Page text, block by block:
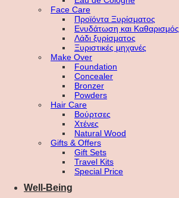
Face Care
Προϊόντα Ξυρίσματος
Ενυδάτωση και Καθαρισμός
Λάδι ξυρίσματος
Ξυριστικές μηχανές
Make Over
Foundation
Concealer
Bronzer
Powders
Hair Care
Βούρτσες
Χτένες
Natural Wood
Gifts & Offers
Gift Sets
Travel Kits
Special Price
Well-Being